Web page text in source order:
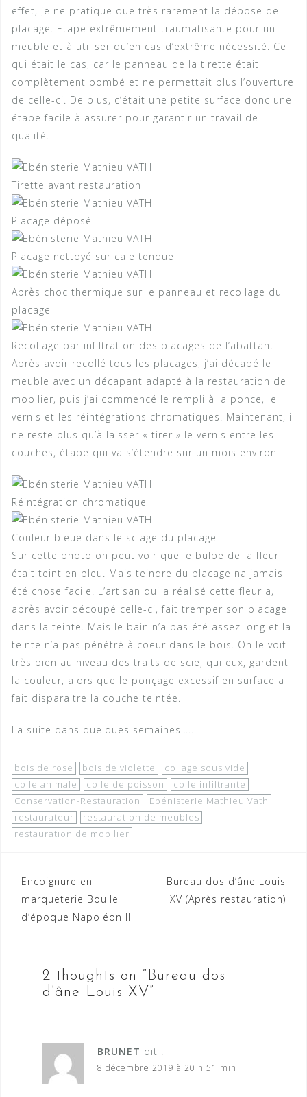
effet, je ne pratique que très rarement la dépose de
placage. Etape extrêmement traumatisante pour un
meuble et à utiliser qu’en cas d’extrême nécessité. Ce
qui était le cas, car le panneau de la tirette était
complètement bombé et ne permettait plus l’ouverture
de celle-ci. De plus, c’était une petite surface donc une
étape facile à assurer pour garantir un travail de
qualité.
Tirette avant restauration
Placage déposé
Placage nettoyé sur cale tendue
Après choc thermique sur le panneau et recollage du
placage
Recollage par infiltration des placages de l’abattant
Après avoir recollé tous les placages, j’ai décapé le
meuble avec un décapant adapté à la restauration de
mobilier, puis j’ai commencé le rempli à la ponce, le
vernis et les réintégrations chromatiques. Maintenant, il
ne reste plus qu’à laisser « tirer » le vernis entre les
couches, étape qui va s’étendre sur un mois environ.
Réintégration chromatique
Couleur bleue dans le sciage du placage
Sur cette photo on peut voir que le bulbe de la fleur
était teint en bleu. Mais teindre du placage na jamais
été chose facile. L’artisan qui a réalisé cette fleur a,
après avoir découpé celle-ci, fait tremper son placage
dans la teinte. Mais le bain n’a pas été assez long et la
teinte n’a pas pénétré à coeur dans le bois. On le voit
très bien au niveau des traits de scie, qui eux, gardent
la couleur, alors que le ponçage excessif en surface a
fait disparaitre la couche teintée.
La suite dans quelques semaines…..
bois de rose bois de violette
collage sous vide
colle animale
colle de poisson
colle infiltrante
Conservation-Restauration
Ebénisterie Mathieu Vath
restaurateur
restauration de meubles
restauration de mobilier
Navigation
de
l’article
Encoignure en
marqueterie Boulle
d’époque Napoléon III
Bureau dos d’âne Louis
XV (Après restauration)
2 thoughts on “Bureau dos
d’âne Louis XV”
BRUNET dit :
8 décembre 2019 à 20 h 51 min